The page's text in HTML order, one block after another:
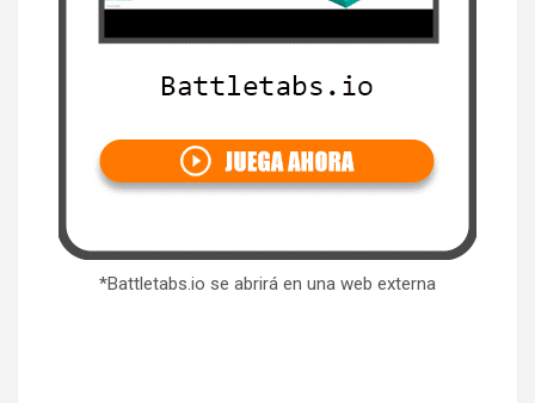
*Battletabs.io se abrirá en una web externa